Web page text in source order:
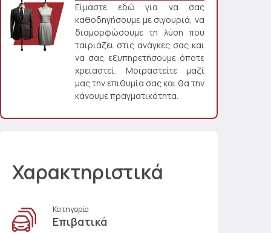
Είμαστε εδώ για να σας
καθοδηγήσουμε με σιγουριά, να
διαμορφώσουμε τη λύση που
ταιριάζει στις ανάγκες σας και
να σας εξυπηρετήσουμε όποτε
χρειαστεί. Μοιραστείτε μαζί
μας την επιθυμία σας και θα την
κάνουμε πραγματικότητα.
Χαρακτηριστικά
Κατηγορία
Επιβατικά